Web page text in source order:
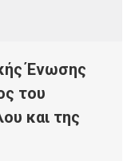
Ένωσης
του
και της